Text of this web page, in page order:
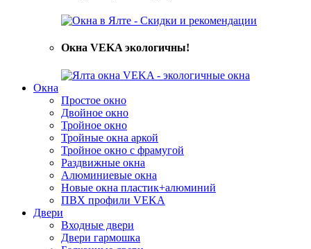
Окна VEKA экологичны!
Окна
Простое окно
Двойное окно
Тройное окно
Тройные окна аркой
Тройное окно с фрамугой
Раздвижные окна
Алюминиевые окна
Новые окна пластик+алюминий
ПВХ профили VEKA
Двери
Входные двери
Двери гармошка